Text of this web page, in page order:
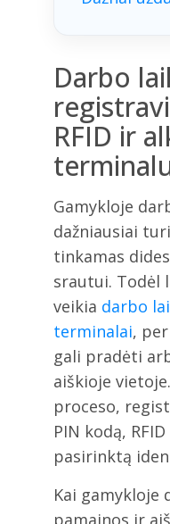
Darbo
RFID ir
Gamykloje
dažniausiai
tinkamas
srautui. Todėl
veikia darbo
terminalai,
gali pradėti
aiškioje
proceso,
PIN kodą,
pasirinktą
Kai gamykloje
pamainos ir